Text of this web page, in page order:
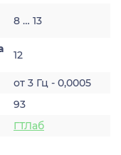
8 … 13
12
от 3 Гц - 0,0005
93
ГТЛаб